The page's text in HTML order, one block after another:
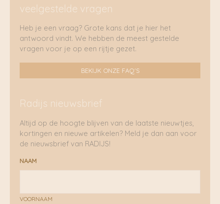
veelgestelde vragen
Heb je een vraag? Grote kans dat je hier het
antwoord vindt. We hebben de meest gestelde
vragen voor je op een rijtje gezet.
BEKIJK ONZE FAQ'S
Radijs nieuwsbrief
Altijd op de hoogte blijven van de laatste nieuwtjes,
kortingen en nieuwe artikelen? Meld je dan aan voor
de nieuwsbrief van RADIJS!
NAAM
VOORNAAM